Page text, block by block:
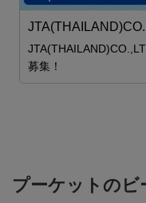
募集！
プーケットのビ